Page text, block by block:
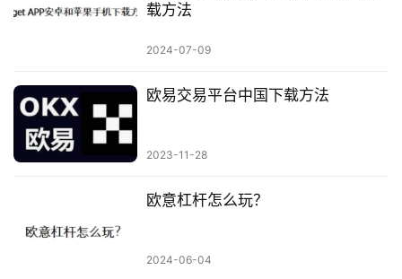
载方法
2024-07-09
欧易交易平台中国下载方法
2023-11-28
欧意杠杆怎么玩？
2024-06-04